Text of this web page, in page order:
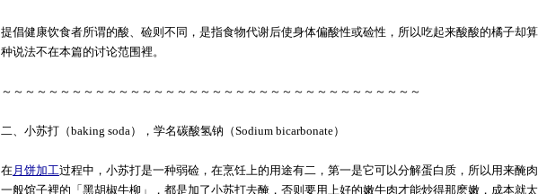
提倡健康饮食者所谓的酸、硷则不同，是指食物代谢后使身体偏酸性或硷性，所以吃起来酸酸的橘子却
种说法不在本篇的讨论范围裡。
～～～～～～～～～～～～～～～～～～～～～～～～～～～～～～～～～～～～
二、小苏打（baking soda），学名碳酸氢钠（Sodium bicarbonate）
在月饼加工过程中，小苏打是一种弱硷，在烹饪上的用途有二，第一是它可以分解蛋白质，所以用来醃
一般馆子裡的「黑胡椒牛柳」，都是加了小苏打去醃，否则要用上好的嫩牛肉才能炒得那麽嫩，成本就太